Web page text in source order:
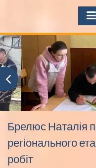
Брелюс Наталія
регіонального
робіт